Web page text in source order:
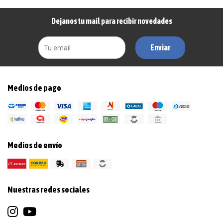
Dejanos tu mail para recibir novedades
Enviar
Medios de pago
Medios de envío
Nuestras redes sociales